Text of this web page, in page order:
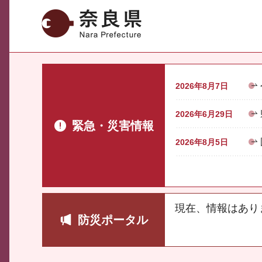
奈良県
緊急・災害情報
2026年8月7日
2026年6月29日
2026年8月5日
防災ポータル
現在、情報はあり